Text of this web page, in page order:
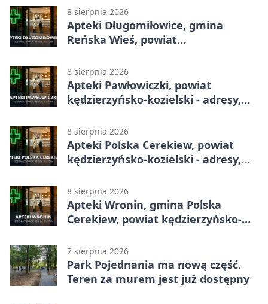
8 sierpnia 2026
Apteki Długomiłowice, gmina
Reńska Wieś, powiat
telefony, godziny otwarcia
8 sierpnia 2026
Apteki Pawłowiczki, powiat
kędzierzyńsko-kozielski - adresy,
8 sierpnia 2026
Apteki Polska Cerekiew, powiat
kędzierzyńsko-kozielski - adresy,
8 sierpnia 2026
Apteki Wronin, gmina Polska
Cerekiew, powiat kędzierzyńsko-
otwarcia
7 sierpnia 2026
Park Pojednania ma nową część.
Teren za murem jest już dostępny